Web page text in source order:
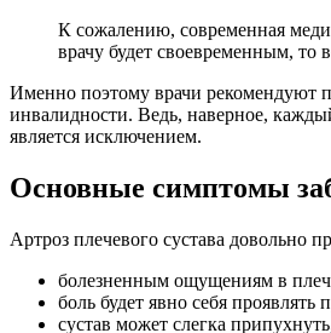
К сожалению, современная
врачу будет своевременным, то
Именно поэтому врачи рекомендуют
инвалидности. Ведь, наверное,
является исключением.
Основные симптомы
Артроз плечевого сустава довольно
болезненным ощущениям в
боль будет явно себя
сустав может слегка